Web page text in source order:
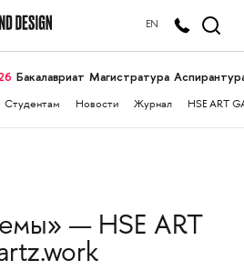
EN
Бакалавриат Магистратура
Студентам Новости Журнал HSE ART
— HSE ART